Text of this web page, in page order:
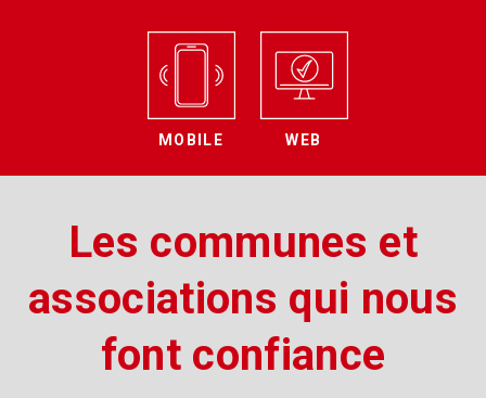
MOBILE WEB
Les communes et
associations qui nous
font confiance